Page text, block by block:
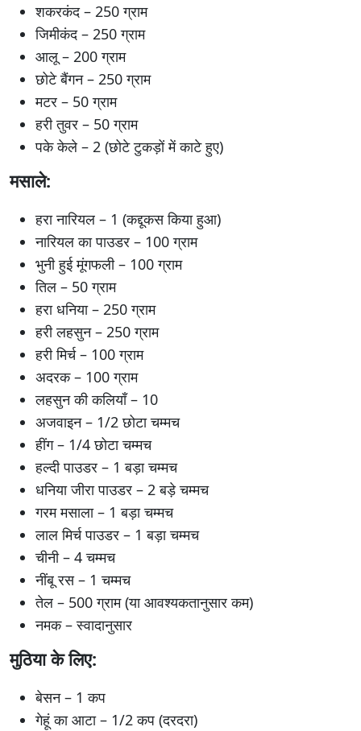
शकरकंद – 250 ग्राम
जिमीकंद – 250 ग्राम
आलू – 200 ग्राम
छोटे बैंगन – 250 ग्राम
मटर – 50 ग्राम
हरी तुवर – 50 ग्राम
पके केले – 2 (छोटे टुकड़ों में काटे हुए)
मसाले:
हरा नारियल – 1 (कद्दूकस किया हुआ)
नारियल का पाउडर – 100 ग्राम
भुनी हुई मूंगफली – 100 ग्राम
तिल – 50 ग्राम
हरा धनिया – 250 ग्राम
हरी लहसुन – 250 ग्राम
हरी मिर्च – 100 ग्राम
अदरक – 100 ग्राम
लहसुन की कलियाँ – 10
अजवाइन – 1/2 छोटा चम्मच
हींग – 1/4 छोटा चम्मच
हल्दी पाउडर – 1 बड़ा चम्मच
धनिया जीरा पाउडर – 2 बड़े चम्मच
गरम मसाला – 1 बड़ा चम्मच
लाल मिर्च पाउडर – 1 बड़ा चम्मच
चीनी – 4 चम्मच
नींबू रस – 1 चम्मच
तेल – 500 ग्राम (या आवश्यकतानुसार कम)
नमक – स्वादानुसार
मुठिया के लिए:
बेसन – 1 कप
गेहूं का आटा – 1/2 कप (दरदरा)